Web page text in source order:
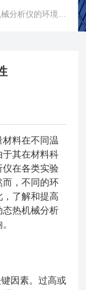
析仪的环境适应性
材料在不同温
于其在材料科
在各类实验
而，不同的环
了解和提高
态热机械分析
因素。过高或